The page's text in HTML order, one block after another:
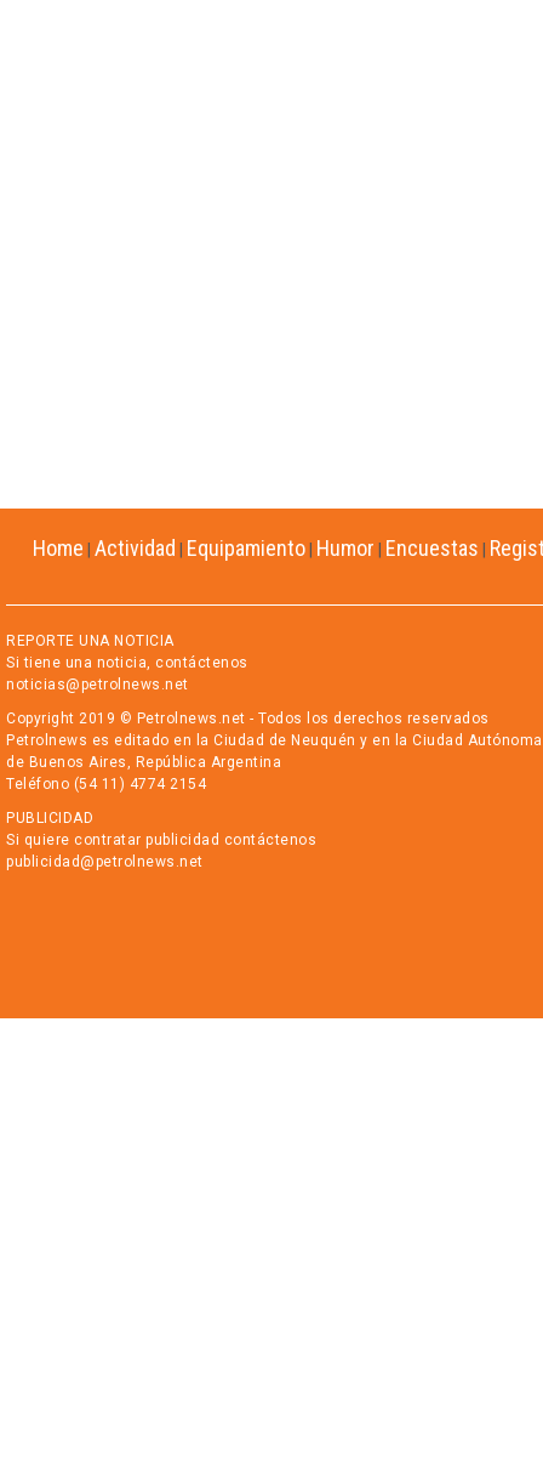
Home Actividad Equipamiento Humor Encuestas
REPORTE UNA NOTICIA
Si tiene una noticia, contáctenos
noticias@petrolnews.net
Copyright 2019 © Petrolnews.net - Todos los derechos reservados
Petrolnews es editado en la Ciudad de Neuquén y en la Ciudad Autónoma
de Buenos Aires, República Argentina
Teléfono (54 11) 4774 2154
PUBLICIDAD
Si quiere contratar publicidad contáctenos
publicidad@petrolnews.net